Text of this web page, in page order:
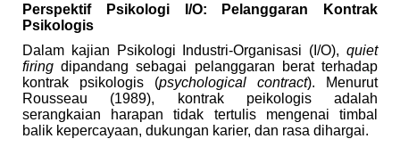
Perspektif Psikologi I/O: Pelanggaran Kontrak
Psikologis
Dalam kajian Psikologi Industri-Organisasi (I/O), quiet
firing dipandang sebagai pelanggaran berat terhadap
kontrak psikologis (psychological contract). Menurut
Rousseau (1989), kontrak peikologis adalah
serangkaian harapan tidak tertulis mengenai timbal
balik kepercayaan, dukungan karier, dan rasa dihargai.